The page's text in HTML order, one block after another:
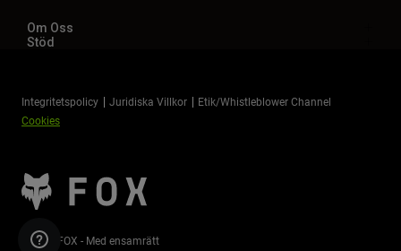
Om Oss
Stöd
Integritetspolicy Juridiska Villkor
Etik/Whistleblower Channel
Cookies
©2026 FOX - Med ensamrätt